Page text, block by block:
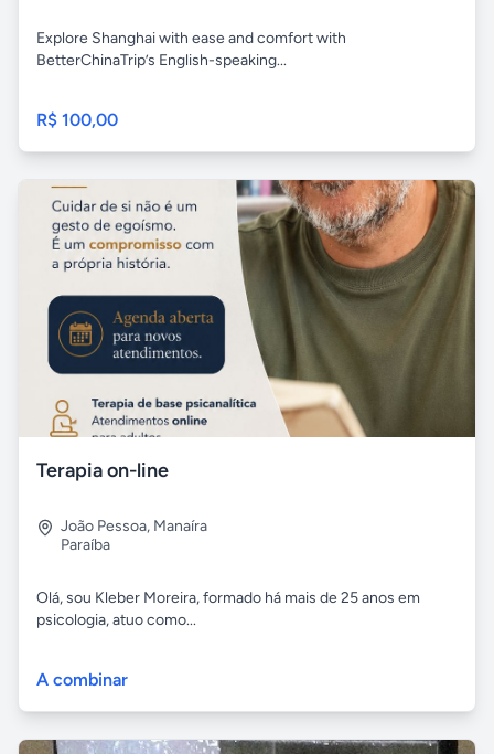
Explore Shanghai with ease and comfort with
BetterChinaTrip’s English-speaking...
R$ 100,00
Terapia on-line
João Pessoa, Manaíra
Paraíba
Olá, sou Kleber Moreira, formado há mais de 25 anos em
psicologia, atuo como...
A combinar